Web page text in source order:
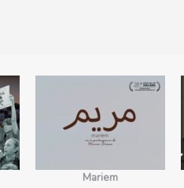
Mariem